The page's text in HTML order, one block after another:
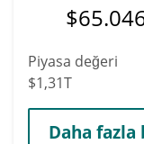
$
Piyasa değeri
$1,31T
Daha fazla